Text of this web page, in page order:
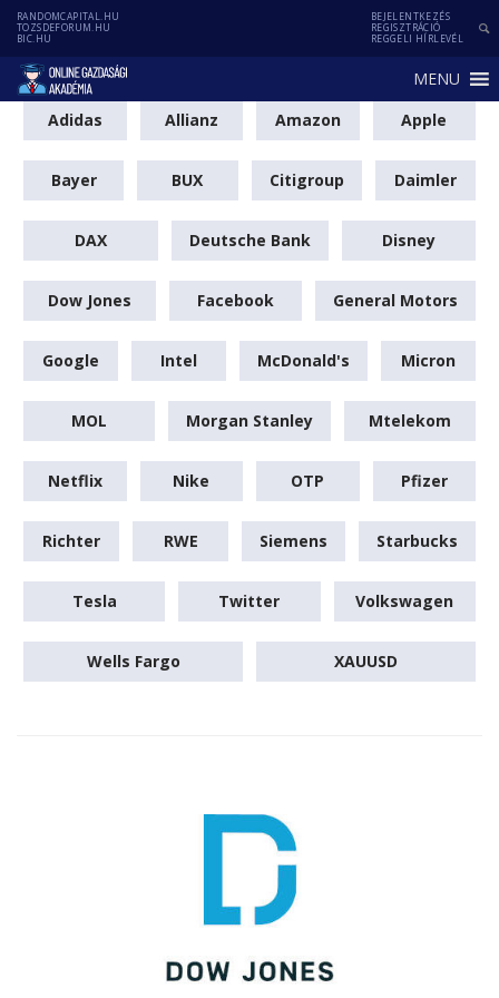
RANDOMCAPITAL.HU
TOZSDEFORUM.HU
BIC.HU
BEJELENTKEZÉS
REGISZTRÁCIÓ
REGGELI HÍRLEVÉL
MENU
Adidas
Allianz Amazon Apple
Bayer BUX Citigroup Daimler
DAX Deutsche Bank Disney
Dow Jones Facebook General Motors
Google Intel McDonald's Micron
MOL Morgan Stanley Mtelekom
Netflix Nike OTP Pfizer
Richter RWE Siemens Starbucks
Tesla Twitter Volkswagen
Wells Fargo XAUUSD